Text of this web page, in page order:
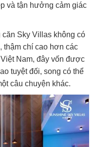
và tận hưởng cảm giác
Sky Villas không có
thậm chí cao hơn các
Nam, đây vốn được
tuyệt đối, song có thể
câu chuyện khác.